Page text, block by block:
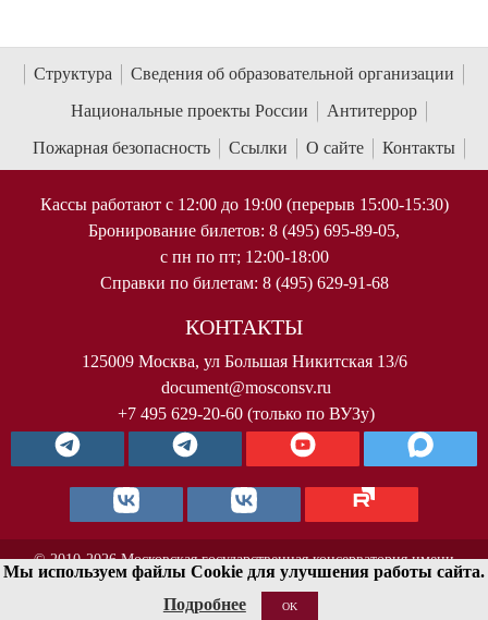
Структура
Сведения об образовательной организации
Национальные проекты России
Антитеррор
Пожарная безопасность
Ссылки О сайте Контакты
Кассы работают с 12:00 до 19:00 (перерыв 15:00-15:30)
Бронирование билетов: 8 (495) 695-89-05,
с пн по пт; 12:00-18:00
Справки по билетам: 8 (495) 629-91-68
КОНТАКТЫ
125009 Москва, ул Большая Никитская 13/6
document@mosconsv.ru
+7 495 629-20-60 (только по ВУЗу)
© 2010-2026 Московская государственная консерватория имени
П.И.Чайковского. Все права защищены.
Мы используем файлы Cookie для улучшения работы сайта.
Подробнее
OK
< !--Yandex.Metrika counter-- >